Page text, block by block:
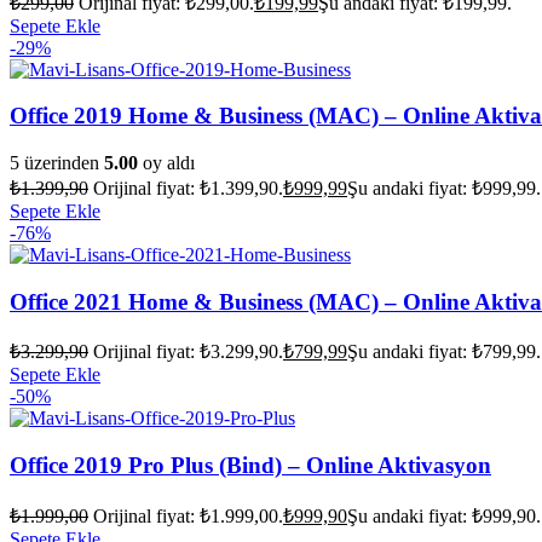
Sepete Ekle
-29%
Office 2019 Home & Business (MAC) – Online
5 üzerinden 5.00 oy aldı
₺1.399,90 Orijinal fiyat: ₺1.399,90.₺999,99Şu andaki fiyat: ₺999,99.
Sepete Ekle
-76%
Office 2021 Home & Business (MAC) – Online
₺3.299,90 Orijinal fiyat: ₺3.299,90.₺799,99Şu andaki fiyat: ₺799,99.
Sepete Ekle
-50%
Office 2019 Pro Plus (Bind) – Online Aktivasyon
₺1.999,00 Orijinal fiyat: ₺1.999,00.₺999,90Şu andaki fiyat: ₺999,90.